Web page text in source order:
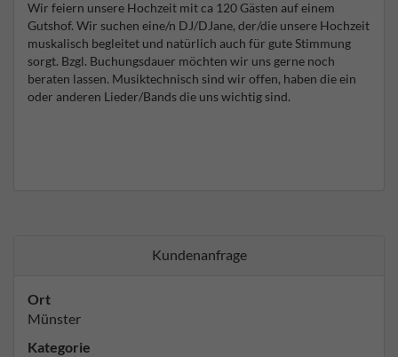
Wir feiern unsere Hochzeit mit ca 120 Gästen auf einem
Gutshof. Wir suchen eine/n DJ/DJane, der/die unsere Hochzeit
muskalisch begleitet und natürlich auch für gute Stimmung
sorgt. Bzgl. Buchungsdauer möchten wir uns gerne noch
beraten lassen. Musiktechnisch sind wir offen, haben die ein
oder anderen Lieder/Bands die uns wichtig sind.
Kundenanfrage
Ort
Münster
Kategorie